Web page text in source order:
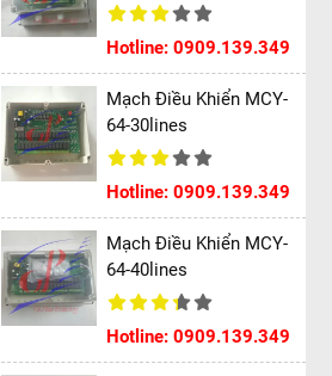
Hotline: 0909.139.349
Mạch Điều Khiển MCY-
64-30lines
Hotline: 0909.139.349
Mạch Điều Khiển MCY-
64-40lines
Hotline: 0909.139.349